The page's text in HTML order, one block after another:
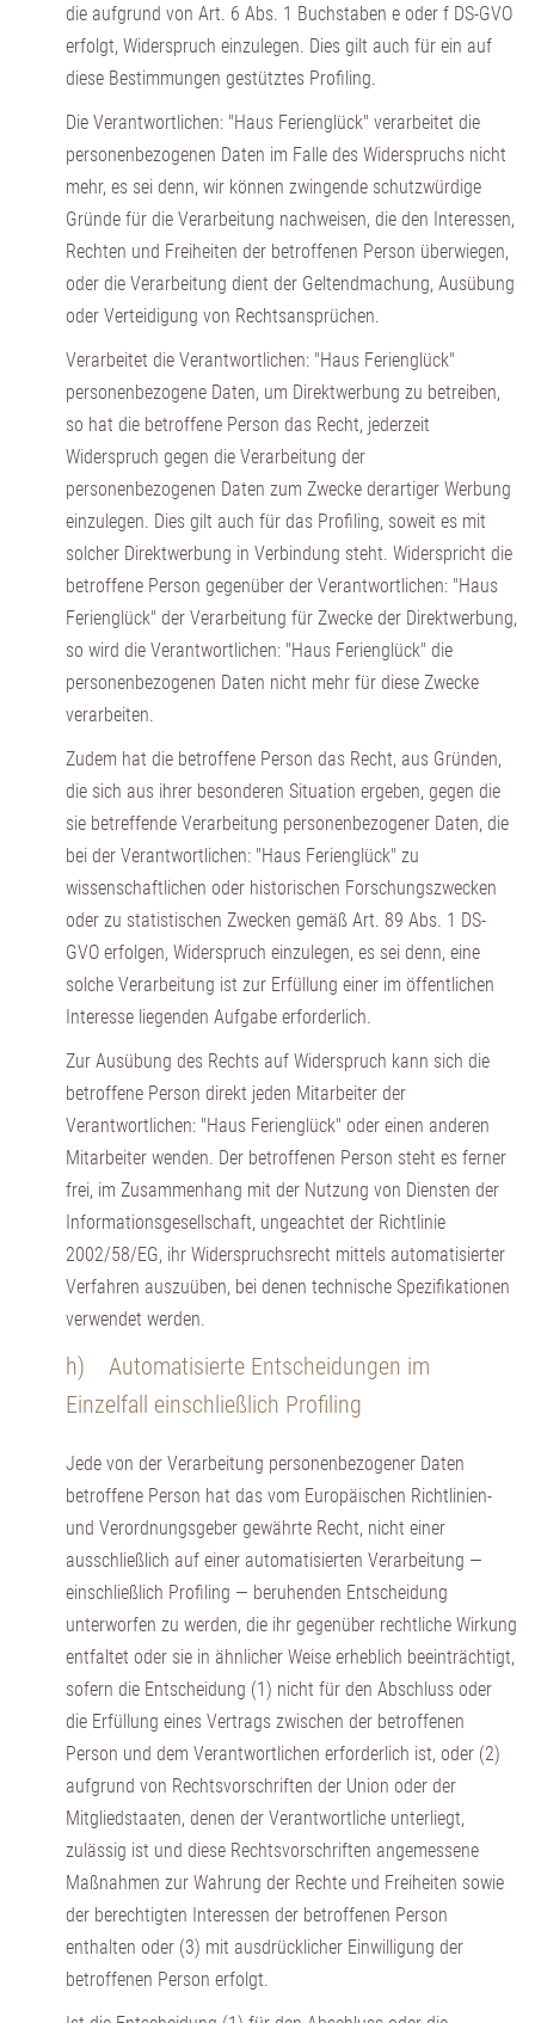
die aufgrund von Art. 6 Abs. 1 Buchstaben e oder f DS-GVO
erfolgt, Widerspruch einzulegen. Dies gilt auch für ein auf
diese Bestimmungen gestütztes Profiling.
Die Verantwortlichen: "Haus Ferienglück" verarbeitet die
personenbezogenen Daten im Falle des Widerspruchs nicht
mehr, es sei denn, wir können zwingende schutzwürdige
Gründe für die Verarbeitung nachweisen, die den Interessen,
Rechten und Freiheiten der betroffenen Person überwiegen,
oder die Verarbeitung dient der Geltendmachung, Ausübung
oder Verteidigung von Rechtsansprüchen.
Verarbeitet die Verantwortlichen: "Haus Ferienglück"
personenbezogene Daten, um Direktwerbung zu betreiben,
so hat die betroffene Person das Recht, jederzeit
Widerspruch gegen die Verarbeitung der
personenbezogenen Daten zum Zwecke derartiger Werbung
einzulegen. Dies gilt auch für das Profiling, soweit es mit
solcher Direktwerbung in Verbindung steht. Widerspricht die
betroffene Person gegenüber der Verantwortlichen: "Haus
Ferienglück" der Verarbeitung für Zwecke der Direktwerbung,
so wird die Verantwortlichen: "Haus Ferienglück" die
personenbezogenen Daten nicht mehr für diese Zwecke
verarbeiten.
Zudem hat die betroffene Person das Recht, aus Gründen,
die sich aus ihrer besonderen Situation ergeben, gegen die
sie betreffende Verarbeitung personenbezogener Daten, die
bei der Verantwortlichen: "Haus Ferienglück" zu
wissenschaftlichen oder historischen Forschungszwecken
oder zu statistischen Zwecken gemäß Art. 89 Abs. 1 DS-
GVO erfolgen, Widerspruch einzulegen, es sei denn, eine
solche Verarbeitung ist zur Erfüllung einer im öffentlichen
Interesse liegenden Aufgabe erforderlich.
Zur Ausübung des Rechts auf Widerspruch kann sich die
betroffene Person direkt jeden Mitarbeiter der
Verantwortlichen: "Haus Ferienglück" oder einen anderen
Mitarbeiter wenden. Der betroffenen Person steht es ferner
frei, im Zusammenhang mit der Nutzung von Diensten der
Informationsgesellschaft, ungeachtet der Richtlinie
2002/58/EG, ihr Widerspruchsrecht mittels automatisierter
Verfahren auszuüben, bei denen technische Spezifikationen
verwendet werden.
h) Automatisierte Entscheidungen im
Einzelfall einschließlich Profiling
Jede von der Verarbeitung personenbezogener Daten
betroffene Person hat das vom Europäischen Richtlinien-
und Verordnungsgeber gewährte Recht, nicht einer
ausschließlich auf einer automatisierten Verarbeitung —
einschließlich Profiling — beruhenden Entscheidung
unterworfen zu werden, die ihr gegenüber rechtliche Wirkung
entfaltet oder sie in ähnlicher Weise erheblich beeinträchtigt,
sofern die Entscheidung (1) nicht für den Abschluss oder
die Erfüllung eines Vertrags zwischen der betroffenen
Person und dem Verantwortlichen erforderlich ist, oder (2)
aufgrund von Rechtsvorschriften der Union oder der
Mitgliedstaaten, denen der Verantwortliche unterliegt,
zulässig ist und diese Rechtsvorschriften angemessene
Maßnahmen zur Wahrung der Rechte und Freiheiten sowie
der berechtigten Interessen der betroffenen Person
enthalten oder (3) mit ausdrücklicher Einwilligung der
betroffenen Person erfolgt.